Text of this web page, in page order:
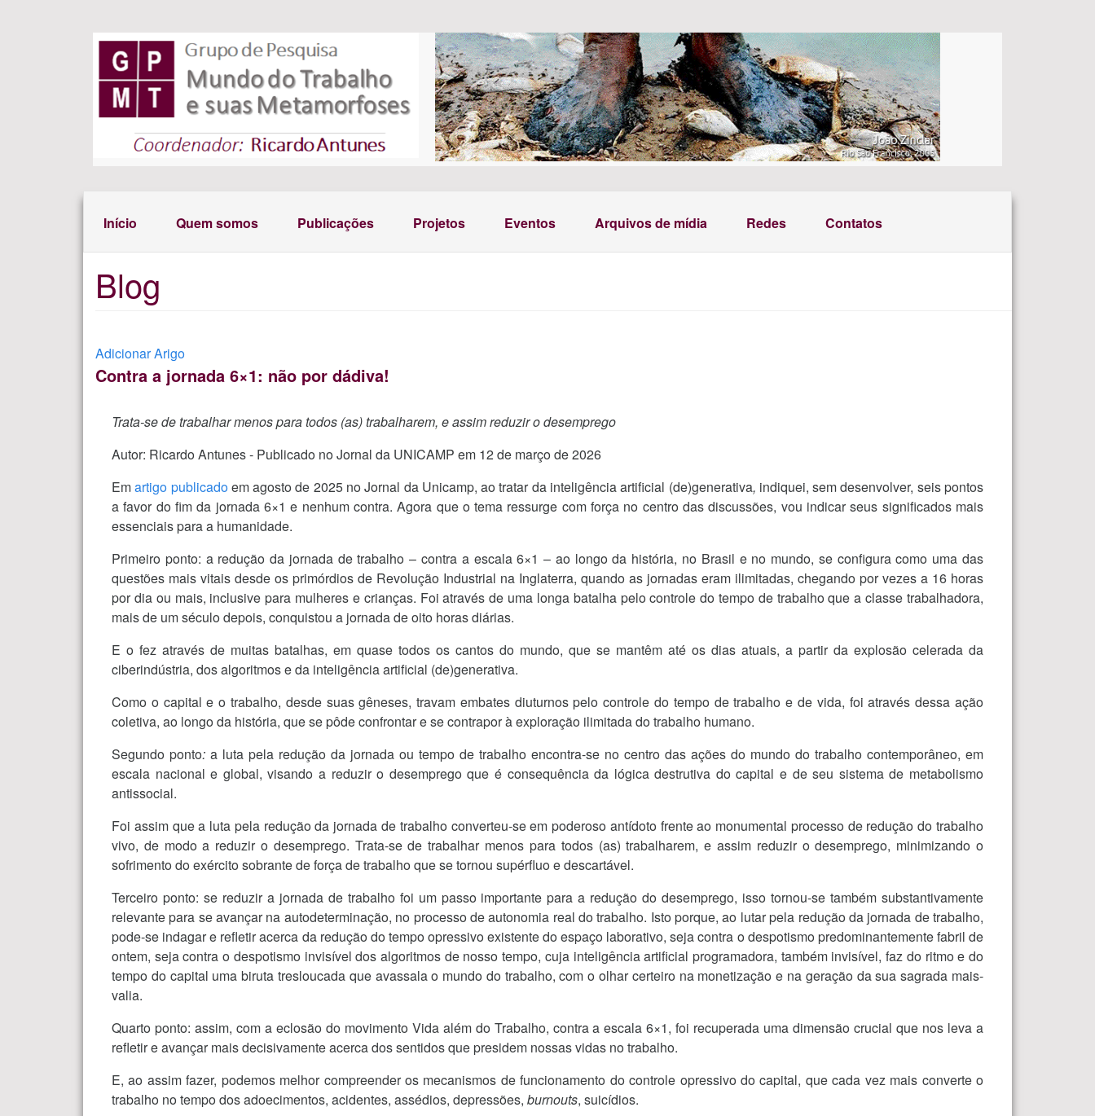
Pular para o conteúdo principal
Início Quem somos Publicações Projetos Eventos Arquivos de mídia Redes Contatos
Blog
Adicionar Arigo
Contra a jornada 6×1: não por dádiva!
Trata-se de trabalhar menos para todos (as) trabalharem, e assim reduzir o desemprego
Autor: Ricardo Antunes - Publicado no Jornal da UNICAMP em 12 de março de 2026
Emartigo publicadoem agosto de 2025 no Jornal da Unicamp, ao tratar da inteligência artificial (de)generativa, indiquei, sem desenvolver, seis pontos
a favor do fim da jornada 6×1 e nenhum contra. Agora que o tema ressurge com força no centro das discussões, vou indicar seus significados mais
essenciais para a humanidade.
Primeiro ponto: a redução da jornada de trabalho – contra a escala 6×1 – ao longo da história, no Brasil e no mundo, se configura como uma das
questões mais vitais desde os primórdios de Revolução Industrial na Inglaterra, quando as jornadas eram ilimitadas, chegando por vezes a 16 horas
por dia ou mais, inclusive para mulheres e crianças. Foi através de uma longa batalha pelo controle do tempo de trabalho que a classe trabalhadora,
mais de um século depois, conquistou a jornada de oito horas diárias.
E o fez através de muitas batalhas, em quase todos os cantos do mundo, que se mantêm até os dias atuais, a partir da explosão celerada da
ciberindústria, dos algoritmos e da inteligência artificial (de)generativa.
Como o capital e o trabalho, desde suas gêneses, travam embates diuturnos pelo controle do tempo de trabalho e de vida, foi através dessa ação
coletiva, ao longo da história, que se pôde confrontar e se contrapor à exploração ilimitada do trabalho humano.
Segundo ponto: a luta pela redução da jornada ou tempo de trabalho encontra-se no centro das ações do mundo do trabalho contemporâneo, em
escala nacional e global, visando a reduzir o desemprego que é consequência da lógica destrutiva do capital e de seu sistema de metabolismo
antissocial.
Foi assim que a luta pela redução da jornada de trabalho converteu-se em poderoso antídoto frente ao monumental processo de redução do trabalho
vivo, de modo a reduzir o desemprego. Trata-se de trabalhar menos para todos (as) trabalharem, e assim reduzir o desemprego, minimizando o
sofrimento do exército sobrante de força de trabalho que se tornou supérfluo e descartável.
Terceiro ponto: se reduzir a jornada de trabalho foi um passo importante para a redução do desemprego, isso tornou-se também substantivamente
relevante para se avançar na autodeterminação, no processo de autonomia real do trabalho. Isto porque, ao lutar pela redução da jornada de trabalho,
pode-se indagar e refletir acerca da redução do tempo opressivo existente do espaço laborativo, seja contra o despotismo predominantemente fabril de
ontem, seja contra o despotismo invisível dos algoritmos de nosso tempo, cuja inteligência artificial programadora, também invisível, faz do ritmo e do
tempo do capital uma biruta tresloucada que avassala o mundo do trabalho, com o olhar certeiro na monetização e na geração da sua sagrada mais-
valia.
Quarto ponto: assim, com a eclosão do movimento Vida além do Trabalho, contra a escala 6×1, foi recuperada uma dimensão crucial que nos leva a
refletir e avançar mais decisivamente acerca dos sentidos que presidem nossas vidas no trabalho.
E, ao assim fazer, podemos melhor compreender os mecanismos de funcionamento do controle opressivo do capital, que cada vez mais converte o
trabalho no tempo dos adoecimentos, acidentes, assédios, depressões, burnouts, suicídios.